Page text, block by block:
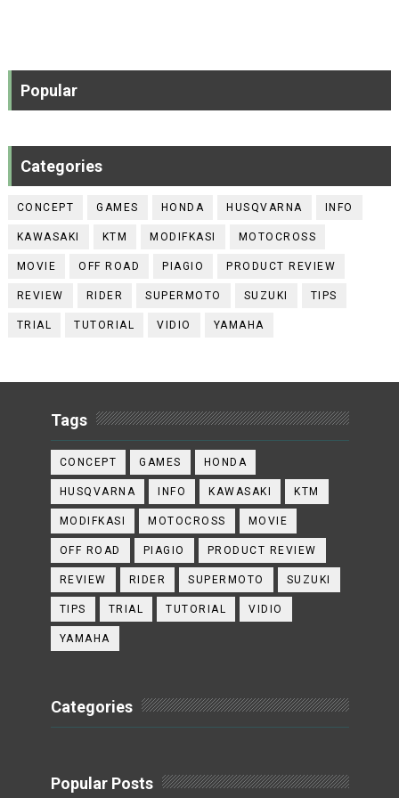
Popular
Categories
CONCEPT GAMES HONDA HUSQVARNA INFO
KAWASAKI KTM MODIFKASI MOTOCROSS
MOVIE OFF ROAD PIAGIO PRODUCT REVIEW
REVIEW RIDER SUPERMOTO SUZUKI TIPS
TRIAL TUTORIAL VIDIO YAMAHA
Tags
CONCEPT GAMES HONDA
HUSQVARNA INFO KAWASAKI KTM
MODIFKASI MOTOCROSS MOVIE
OFF ROAD PIAGIO PRODUCT REVIEW
REVIEW RIDER SUPERMOTO SUZUKI
TIPS TRIAL TUTORIAL VIDIO
YAMAHA
Categories
Popular Posts